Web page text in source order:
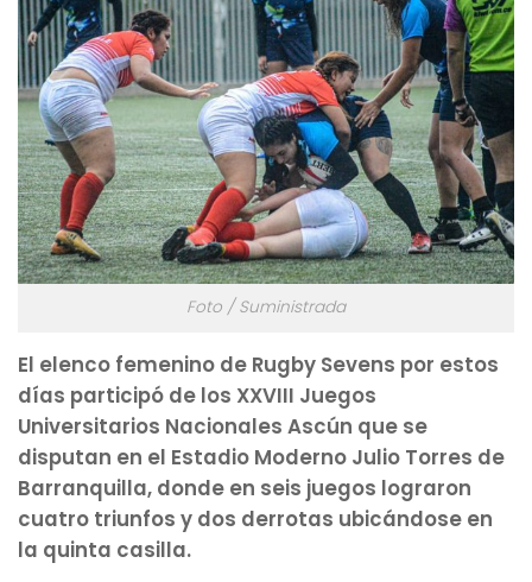
Foto / Suministrada
El elenco femenino de Rugby Sevens por estos
días participó de los XXVIII Juegos
Universitarios Nacionales Ascún que se
disputan en el Estadio Moderno Julio Torres de
Barranquilla, donde en seis juegos lograron
cuatro triunfos y dos derrotas ubicándose en
la quinta casilla.